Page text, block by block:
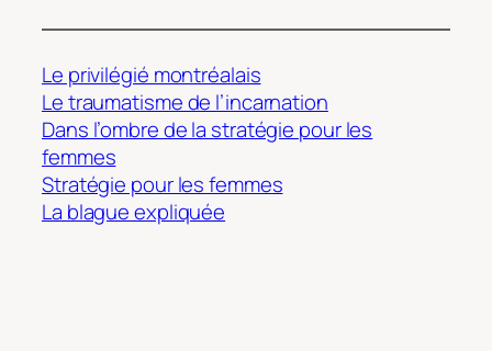
Le privilégié montréalais
Le traumatisme de l’incarnation
Dans l’ombre de la stratégie pour les
femmes
Stratégie pour les femmes
La blague expliquée